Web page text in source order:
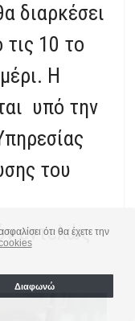
ότι θα έχετε την
Διαφωνώ
διαρκέσει
10 το
H
υπό την
του
εντελώς